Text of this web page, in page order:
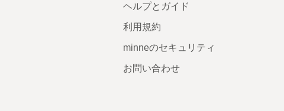
ヘルプとガイド
利用規約
minneのセキュリティ
お問い合わせ